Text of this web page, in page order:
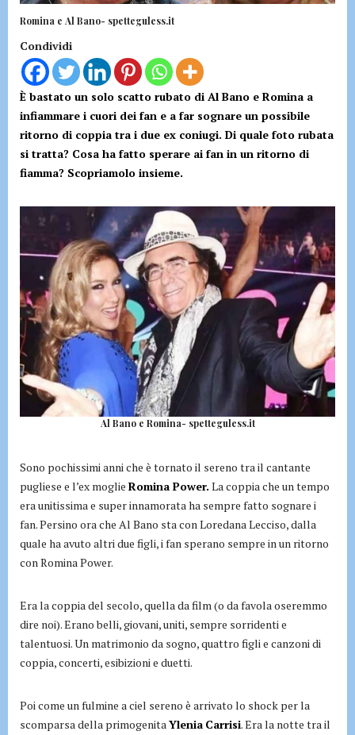
Romina e Al Bano- spetteguless.it
Condividi
È bastato un solo scatto rubato di Al Bano e Romina a
infiammare i cuori dei fan e a far sognare un possibile
ritorno di coppia tra i due ex coniugi. Di quale foto rubata
si tratta? Cosa ha fatto sperare ai fan in un ritorno di
fiamma? Scopriamolo insieme.
Al Bano e Romina- spetteguless.it
Sono pochissimi anni che è tornato il sereno tra il cantante
pugliese e l’ex moglie Romina Power. La coppia che un tempo
era unitissima e super innamorata ha sempre fatto sognare i
fan. Persino ora che Al Bano sta con Loredana Lecciso, dalla
quale ha avuto altri due figli, i fan sperano sempre in un ritorno
con Romina Power.
Era la coppia del secolo, quella da film (o da favola oseremmo
dire noi). Erano belli, giovani, uniti, sempre sorridenti e
talentuosi. Un matrimonio da sogno, quattro figli e canzoni di
coppia, concerti, esibizioni e duetti.
Poi come un fulmine a ciel sereno è arrivato lo shock per la
scomparsa della primogenitaYlenia Carrisi. Era la notte tra il